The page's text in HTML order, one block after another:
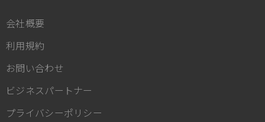
会社概要
利用規約
お問い合わせ
ビジネスパートナー
プライバシーポリシー